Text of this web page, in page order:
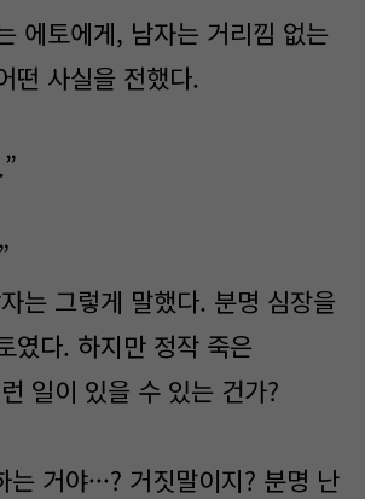
에토에게, 남자는 거리낌 없는
떤 사실을 전했다.
는 그렇게 말했다. 분명 심장을
였다. 하지만 정작 죽은
일이 있을 수 있는 건가?
는 거야···? 거짓말이지? 분명 난